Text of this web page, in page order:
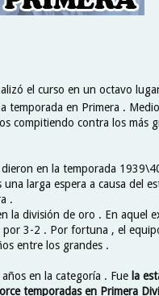
el curso en un octavo
temporada en Primera .
compitiendo contra los más
dieron en la temporada
larga espera a causa del
.
la división de oro . En aquel
por 3-2 . Por fortuna , el
entre los grandes .
en la categoría . Fue la
temporadas en Primera